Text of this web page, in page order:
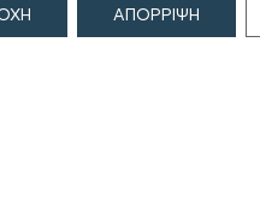
ΑΠΟΡΡΙΨΗ